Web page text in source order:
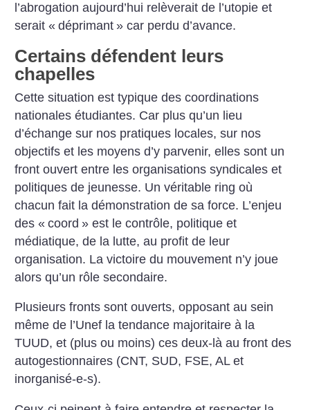
l’abrogation aujourd’hui relèverait de l’utopie et
serait « déprimant » car perdu d’avance.
Certains défendent leurs
chapelles
Cette situation est typique des coordinations
nationales étudiantes. Car plus qu’un lieu
d’échange sur nos pratiques locales, sur nos
objectifs et les moyens d’y parvenir, elles sont un
front ouvert entre les organisations syndicales et
politiques de jeunesse. Un véritable ring où
chacun fait la démonstration de sa force. L’enjeu
des « coord » est le contrôle, politique et
médiatique, de la lutte, au profit de leur
organisation. La victoire du mouvement n’y joue
alors qu’un rôle secondaire.
Plusieurs fronts sont ouverts, opposant au sein
même de l’Unef la tendance majoritaire à la
TUUD, et (plus ou moins) ces deux-là au front des
autogestionnaires (CNT, SUD, FSE, AL et
inorganisé-e-s).